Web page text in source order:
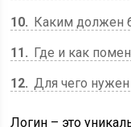
10
Каким должен
11
Где и как
12 Для чего нужен
Логин – это